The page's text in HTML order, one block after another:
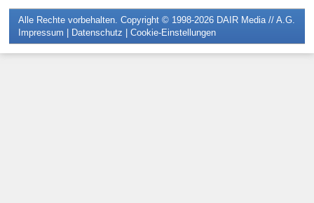
Alle Rechte vorbehalten. Copyright © 1998-2026 DAIR Media // A.G.
Impressum | Datenschutz | Cookie-Einstellungen